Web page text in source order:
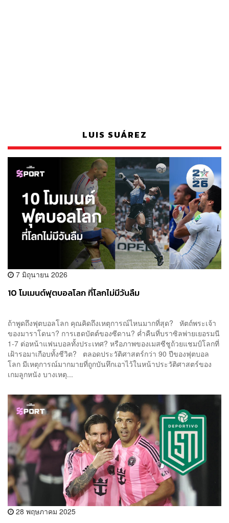
LUIS SUÁREZ
7 มิถุนายน 2026
10 โมเมนต์ฟุตบอลโลก ที่โลกไม่มีวันลืม
ถ้าพูดถึงฟุตบอลโลก คุณคิดถึงเหตุการณ์ไหนมากที่สุด? หัตถ์พระเจ้า
ของมาราโดนา? การเฮดบัตต์ของซีดาน? ค่ำคืนที่บราซิลพ่ายเยอรมนี
1-7 ต่อหน้าแฟนบอลทั้งประเทศ? หรือภาพของเมสซีชูถ้วยแชมป์โลกที่
เฝ้ารอมาเกือบทั้งชีวิต? ตลอดประวัติศาสตร์กว่า 90 ปีของฟุตบอล
โลก มีเหตุการณ์มากมายที่ถูกบันทึกเอาไว้ในหน้าประวัติศาสตร์ของ
เกมลูกหนัง บางเหตุ...
28 พฤษภาคม 2025